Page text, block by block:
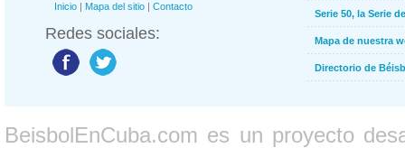
Inicio | Mapa del sitio | Contacto
Redes sociales:
Serie 50, la Serie
Mapa de nuestra
Directorio de
BeisbolEnCuba.com es un proyecto